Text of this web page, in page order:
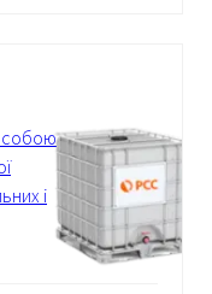
собою
і